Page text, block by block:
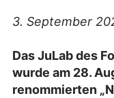
3. September
Das JuLab des
wurde am 28.
renommierten